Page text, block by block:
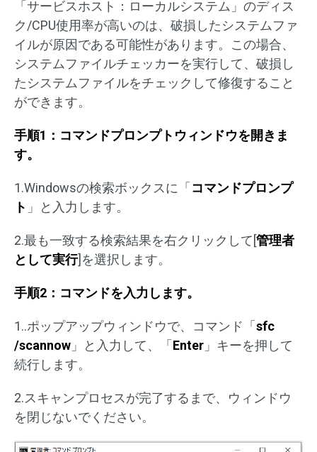
「サービスホスト：ローカルシステム」のディス
ク/CPU使用率が高いのは、破損したシステムファ
イルが原因である可能性があります。この場合、
システムファイルチェッカーを実行して、破損し
たシステムファイルをチェックして修復すること
ができます。
手順1：コマンドプロンプトウィンドウを開きま
す。
1.Windowsの検索ボックスに「コマンドプロンプ
ト 」と入力します。
2.最も一致する検索結果を右クリックして[管理者
として実行]を選択します。
手順2：コマンドを入力します。
1..ポップアップウィンドウで、コマンド「sfc
/scannow 」と入力して、「Enter 」キーを押して
続行します。
2.スキャンプロセスが完了するまで、ウィンドウ
を閉じないでください。